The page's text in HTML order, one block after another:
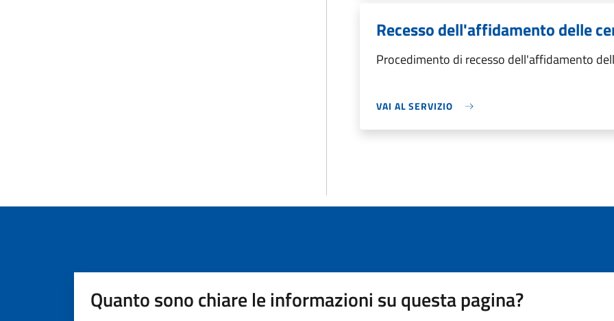
Recesso dell'affidamento delle
Procedimento di recesso dell'affidamento
VAI AL SERVIZIO
Quanto sono chiare le informazioni su questa pagina?